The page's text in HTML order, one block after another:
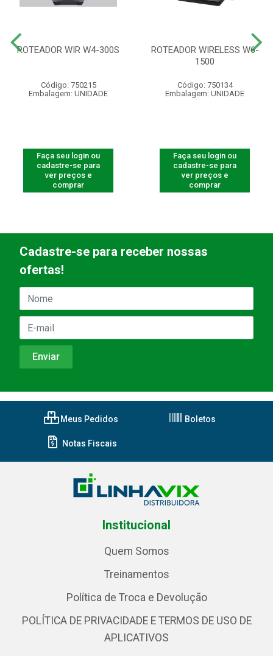
ROTEADOR WIR W4-300S
Código: 750215
Embalagem: UNIDADE
Faça seu login ou
cadastre-se para
ver preços e
comprar
ROTEADOR WIRELESS W6-
1500
Código: 750134
Embalagem: UNIDADE
Faça seu login ou
cadastre-se para
ver preços e
comprar
Cadastre-se para receber nossas
ofertas!
Meus Pedidos Boletos
Notas Fiscais
Institucional
Quem Somos
Treinamentos
Política de Troca e Devolução
POLÍTICA DE PRIVACIDADE E TERMOS DE USO DE
APLICATIVOS